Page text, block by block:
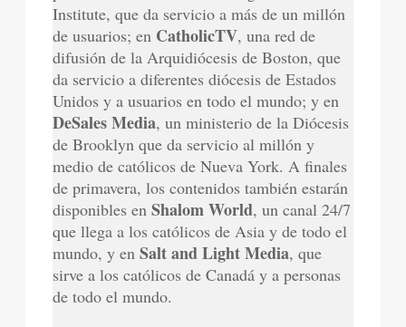
Institute, que da servicio a más de un millón
de usuarios; en CatholicTV, una red de
difusión de la Arquidiócesis de Boston, que
da servicio a diferentes diócesis de Estados
Unidos y a usuarios en todo el mundo; y en
DeSales Media, un ministerio de la Diócesis
de Brooklyn que da servicio al millón y
medio de católicos de Nueva York. A finales
de primavera, los contenidos también estarán
disponibles enShalom World, un canal 24/7
que llega a los católicos de Asia y de todo el
mundo, y enSalt and Light Media, que
sirve a los católicos de Canadá y a personas
de todo el mundo.